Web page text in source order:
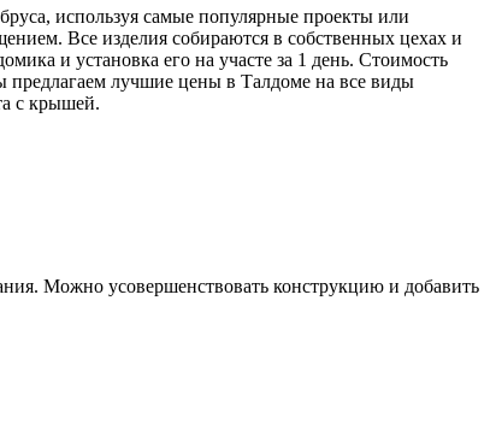
используя самые популярные проекты или
Все изделия собираются в собственных цехах и
и установка его на участе за 1 день. Стоимость
предлагаем лучшие цены в Талдоме на все виды
с крышей.
Можно усовершенствовать конструкцию и добавить